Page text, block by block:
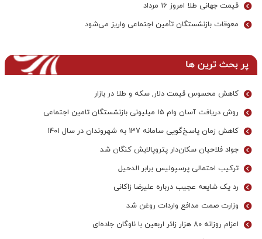
قیمت جهانی طلا امروز ۱۶ مرداد
معوقات بازنشستگان تأمین اجتماعی واریز می‌شود
پر بحث ترین ها
کاهش محسوس قیمت دلار, سکه و طلا در بازار
روش دریافت آسان وام ۱۵ میلیونی بازنشستگان تامین اجتماعی
کاهش زمان پاسخ‌گویی سامانه 137 به شهروندان در سال ۱۴۰۱
جواد فلاحیان سکان‌دار پتروپالایش کنگان شد
ترکیب احتمالی پرسپولیس برابر الدحیل
رد یک شایعه عجیب درباره علیرضا زاکانی
وزارت صمت مدافع واردات روغن شد
اعزام روزانه ۸۰ هزار زائر اربعین با ناوگان جاده‌ای